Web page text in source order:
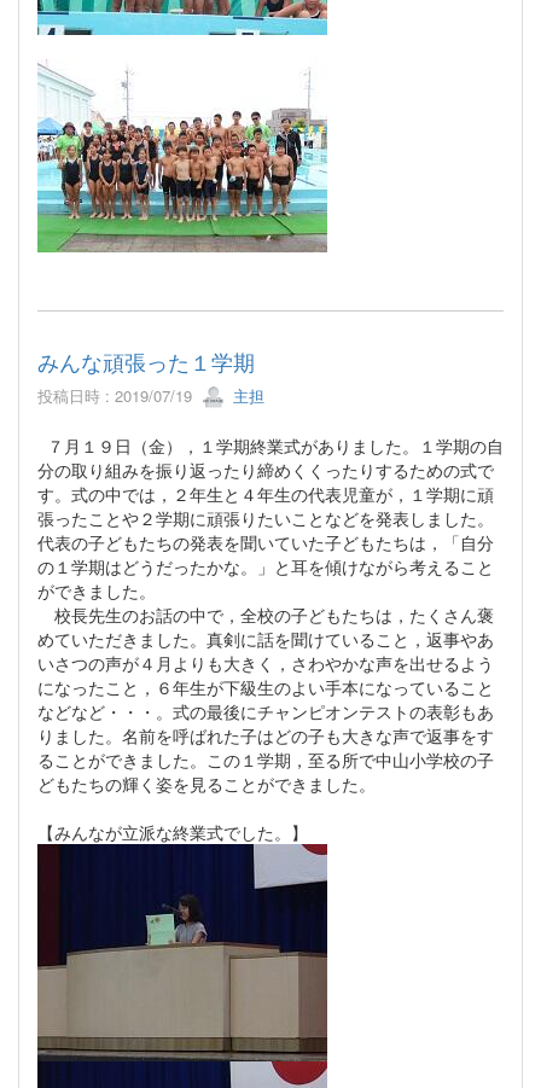
みんな頑張った１学期
投稿日時 : 2019/07/19 主担
７月１９日（金），１学期終業式がありました。１学期の自
分の取り組みを振り返ったり締めくくったりするための式で
す。式の中では，２年生と４年生の代表児童が，１学期に頑
張ったことや２学期に頑張りたいことなどを発表しました。
代表の子どもたちの発表を聞いていた子どもたちは，「自分
の１学期はどうだったかな。」と耳を傾けながら考えること
ができました。
校長先生のお話の中で，全校の子どもたちは，たくさん褒
めていただきました。真剣に話を聞けていること，返事やあ
いさつの声が４月よりも大きく，さわやかな声を出せるよう
になったこと，６年生が下級生のよい手本になっていること
などなど・・・。式の最後にチャンピオンテストの表彰もあ
りました。名前を呼ばれた子はどの子も大きな声で返事をす
ることができました。この１学期，至る所で中山小学校の子
どもたちの輝く姿を見ることができました。
【みんなが立派な終業式でした。】